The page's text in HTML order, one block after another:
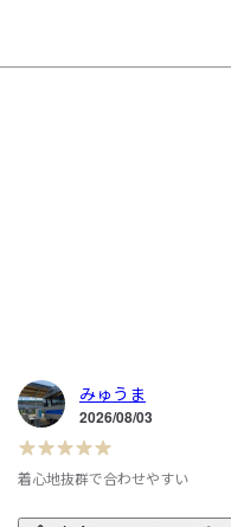
みゅうま
2026/08/03
着心地抜群で合わせやすい
主人が仕事に着る用でこち